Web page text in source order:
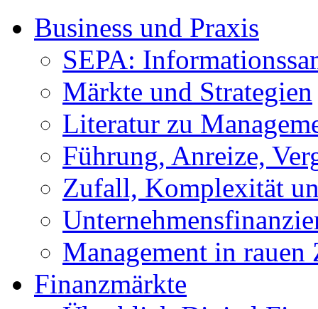
Business und Praxis
SEPA:
Märkte und Strategien
Literatur zu
Führung, Anreize,
Zufall, Komplexität
Management in rauen
Finanzmärkte